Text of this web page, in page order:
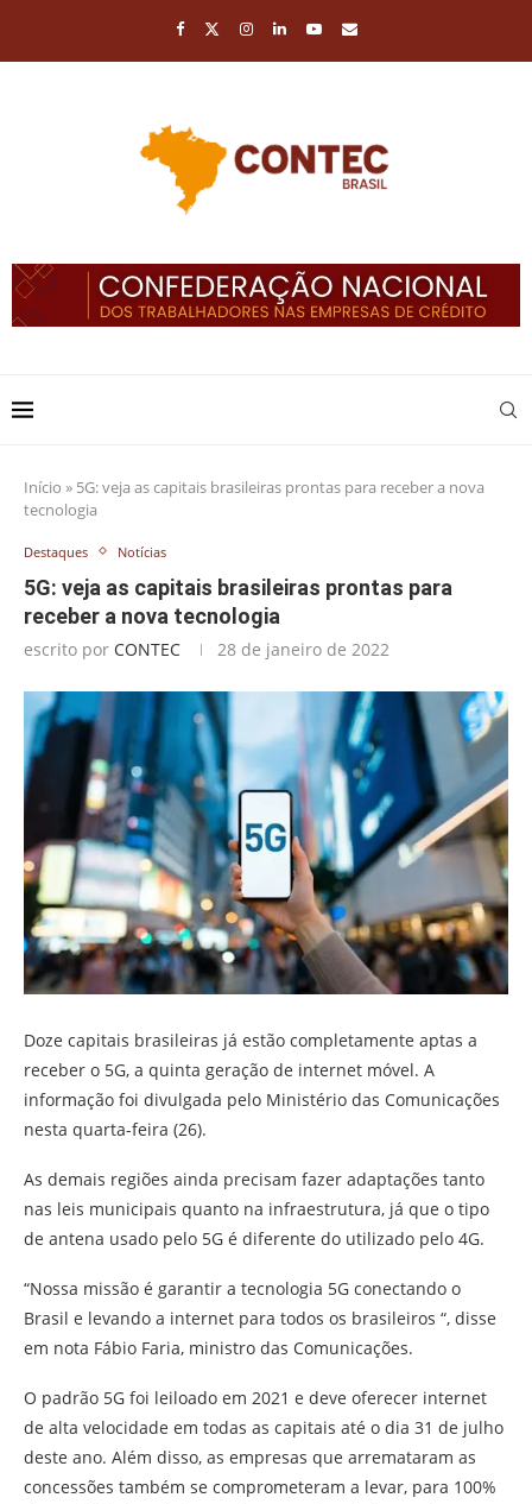
Início » 5G: veja as capitais brasileiras prontas para receber a nova
tecnologia
Destaques Notícias
5G: veja as capitais brasileiras prontas para
receber a nova tecnologia
escrito por CONTEC 28 de janeiro de 2022
Doze capitais brasileiras já estão completamente aptas a
receber o 5G, a quinta geração de internet móvel. A
informação foi divulgada pelo Ministério das Comunicações
nesta quarta-feira (26).
As demais regiões ainda precisam fazer adaptações tanto
nas leis municipais quanto na infraestrutura, já que o tipo
de antena usado pelo 5G é diferente do utilizado pelo 4G.
“Nossa missão é garantir a tecnologia 5G conectando o
Brasil e levando a internet para todos os brasileiros “, disse
em nota Fábio Faria, ministro das Comunicações.
O padrão 5G foi leiloado em 2021 e deve oferecer internet
de alta velocidade em todas as capitais até o dia 31 de julho
deste ano. Além disso, as empresas que arremataram as
concessões também se comprometeram a levar, para 100%